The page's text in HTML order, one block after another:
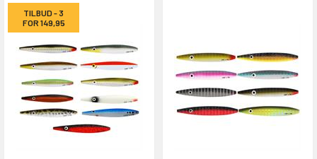
TILBUD - 3
FOR 149,95